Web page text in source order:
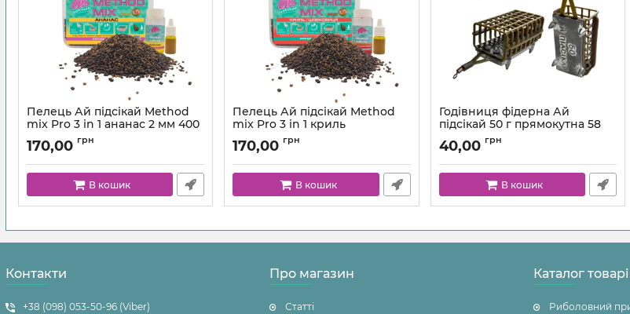
Пелець Ай підсікай Method
mix Pro 3 in 1 ананас 2 мм 400
170,00 грн
В кошик
Пелець Ай підсікай Method
mix Pro 3 in 1 криль
шовковиця 2 мм 400 г
170,00 грн
В кошик
Годівниця фідерна Ай
підсікай 50 г прямокутна 58
40,00 грн
В кошик
Контакти
+38 (098) 053-50-96 (Viber)
Про магазин
Статті
Каталог
Риболовний